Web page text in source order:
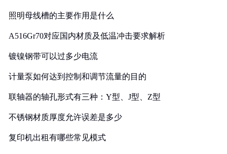
照明母线槽的主要作用是什么
A516Gr70对应国内材质及低温冲击要求解析
镀镍钢带可以过多少电流
计量泵如何达到控制和调节流量的目的
联轴器的轴孔形式有三种：Y型、J型、Z型
不锈钢材质厚度允许误差是多少
复印机出租有哪些常见模式